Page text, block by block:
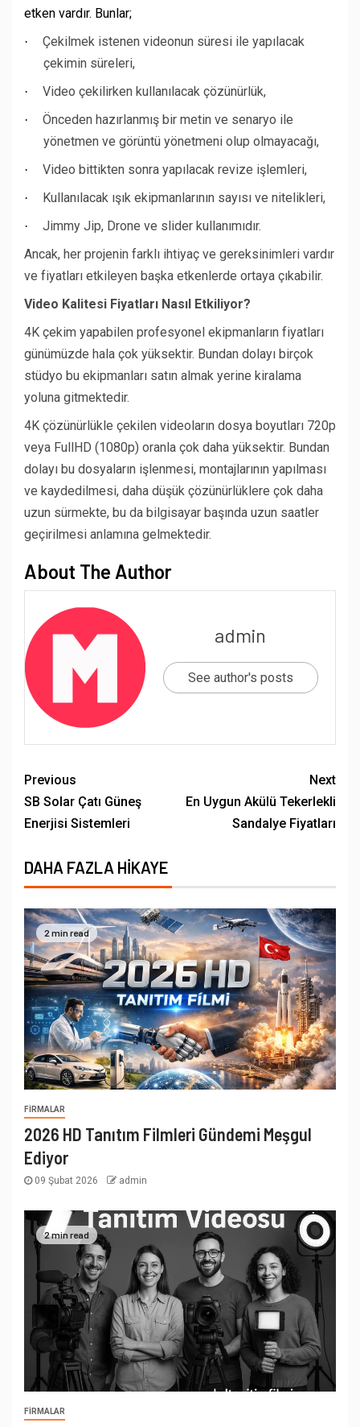
etken vardır. Bunlar;
·
Çekilmek istenen videonun süresi ile yapılacak
çekimin süreleri,
· Video çekilirken kullanılacak çözünürlük,
·
Önceden hazırlanmış bir metin ve senaryo ile
yönetmen ve görüntü yönetmeni olup olmayacağı,
· Video bittikten sonra yapılacak revize işlemleri,
· Kullanılacak ışık ekipmanlarının sayısı ve nitelikleri,
·
Jimmy Jip, Drone ve slider kullanımıdır.
Ancak, her projenin farklı ihtiyaç ve gereksinimleri vardır
ve fiyatları etkileyen başka etkenlerde ortaya çıkabilir.
Video Kalitesi Fiyatları Nasıl Etkiliyor?
4K çekim yapabilen profesyonel ekipmanların fiyatları
günümüzde hala çok yüksektir. Bundan dolayı birçok
stüdyo bu ekipmanları satın almak yerine kiralama
yoluna gitmektedir.
4K çözünürlükle çekilen videoların dosya boyutları 720p
veya FullHD (1080p) oranla çok daha yüksektir. Bundan
dolayı bu dosyaların işlenmesi, montajlarının yapılması
ve kaydedilmesi, daha düşük çözünürlüklere çok daha
uzun sürmekte, bu da bilgisayar başında uzun saatler
geçirilmesi anlamına gelmektedir.
About The Author
admin
See author's posts
Previous
SB Solar Çatı Güneş
Enerjisi Sistemleri
Next
En Uygun Akülü Tekerlekli
Sandalye Fiyatları
DAHA FAZLA HIKAYE
2 min read
FIRMALAR
2026 HD Tanıtım Filmleri Gündemi Meşgul
Ediyor
09 Şubat 2026 admin
2 min read
FIRMALAR